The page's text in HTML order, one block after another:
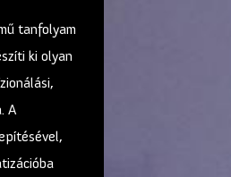
tanfolyam
ki olyan
A